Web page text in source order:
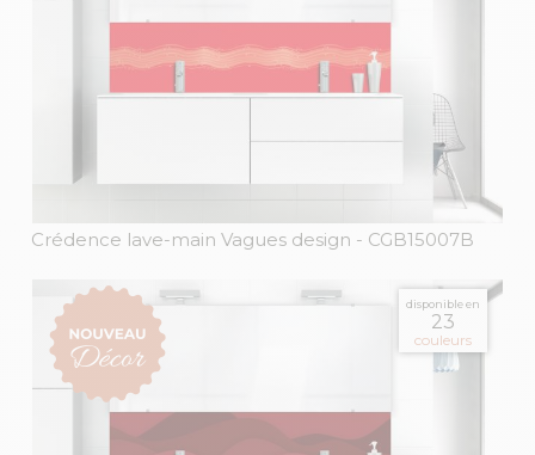
Crédence lave-main Vagues design - CGB15007B
disponible en
23
couleurs